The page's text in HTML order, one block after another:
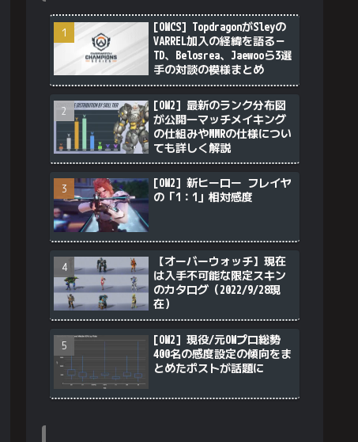
[OWCS] TopdragonがSleyの
VARREL加入の経緯を語る－
TD、Belosrea、Jaewooら3選
手の対談の模様まとめ
[OW2] 最新のランク分布図
が公開―マッチメイキング
の仕組みやMMRの仕様につい
ても詳しく解説
[OW2] 新ヒーロー フレイヤ
の「1：1」相対感度
【オーバーウォッチ】現在
は入手不可能な限定スキン
のカタログ（2022/9/28現
在）
[OW2] 現役/元OWプロ総勢
400名の感度設定の傾向をま
とめたポストが話題に